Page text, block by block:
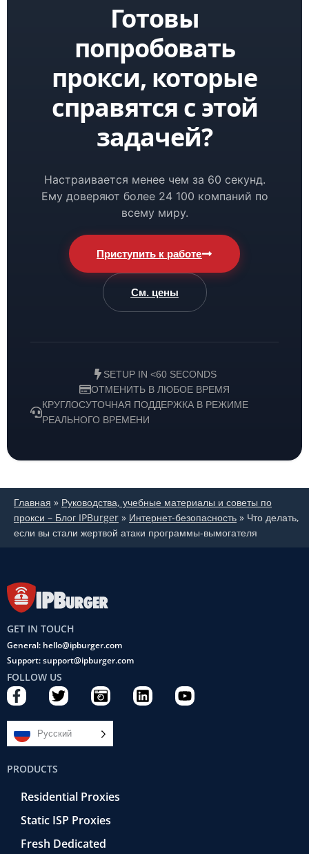
Готовы
попробовать
прокси, которые
справятся с этой
задачей?
Настраивается менее чем за 60 секунд.
Ему доверяют более 24 100 компаний по
всему миру.
Приступить к работе
См. цены
SETUP IN <60 SECONDS
ОТМЕНИТЬ В ЛЮБОЕ ВРЕМЯ
КРУГЛОСУТОЧНАЯ ПОДДЕРЖКА В РЕЖИМЕ
РЕАЛЬНОГО ВРЕМЕНИ
Главная » Руководства, учебные материалы и советы по
прокси – Блог IPBurger » Интернет-безопасность » Что делать,
если вы стали жертвой атаки программы-вымогателя
GET IN TOUCH
General: hello@ipburger.com
Support: support@ipburger.com
FOLLOW US
F
a
c
e
b
o
o
k
T
w
i
t
t
C
a
m
e
r
e
t
r
o
L
i
Y
o
Русский
PRODUCTS
Residential Proxies
Static ISP Proxies
Fresh Dedicated